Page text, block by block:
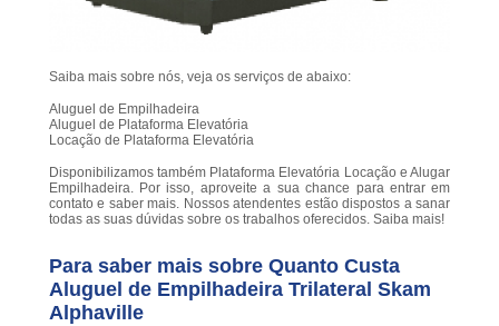
Saiba mais sobre nós, veja os serviços de abaixo:
Aluguel de Empilhadeira
Aluguel de Plataforma Elevatória
Locação de Plataforma Elevatória
Disponibilizamos também Plataforma Elevatória Locação e Alugar
Empilhadeira. Por isso, aproveite a sua chance para entrar em
contato e saber mais. Nossos atendentes estão dispostos a sanar
todas as suas dúvidas sobre os trabalhos oferecidos. Saiba mais!
Para saber mais sobre Quanto Custa
Aluguel de Empilhadeira Trilateral Skam
Alphaville